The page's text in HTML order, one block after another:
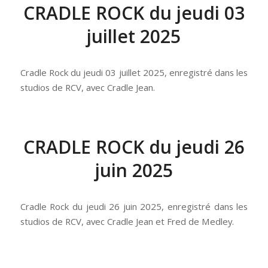
CRADLE ROCK du jeudi 03
juillet 2025
Cradle Rock du jeudi 03 juillet 2025, enregistré dans les
studios de RCV, avec Cradle Jean.
CRADLE ROCK du jeudi 26
juin 2025
Cradle Rock du jeudi 26 juin 2025, enregistré dans les
studios de RCV, avec Cradle Jean et Fred de Medley.